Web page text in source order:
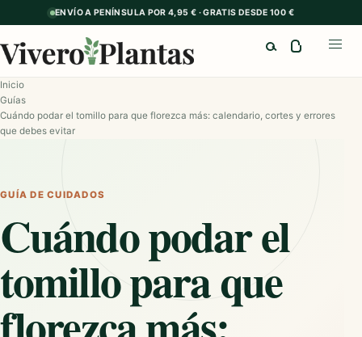
ENVÍO A PENÍNSULA POR 4,95 € · GRATIS DESDE 100 €
Inicio
Guías
Cuándo podar el tomillo para que florezca más: calendario, cortes y errores
que debes evitar
GUÍA DE CUIDADOS
Cuándo podar el
tomillo para que